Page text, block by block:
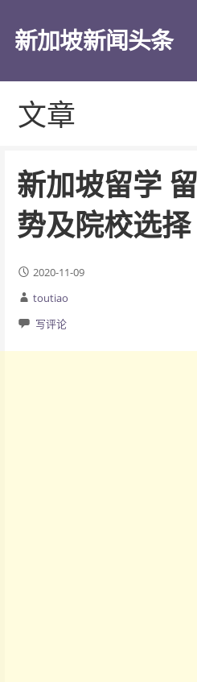
新加坡新闻头条
文章
新加坡留学
势及院校选择
2020-11-09
toutiao
写评论